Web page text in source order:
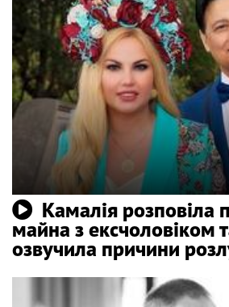
Камалія розповіла
майна з ексчоловіком
озвучила причини